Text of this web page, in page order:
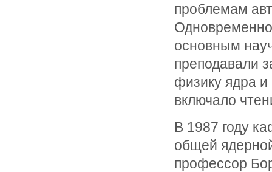
проблемам
Одновременно
основным
преподавали
физику ядра и
включало
В 1987 году
общей
профессор